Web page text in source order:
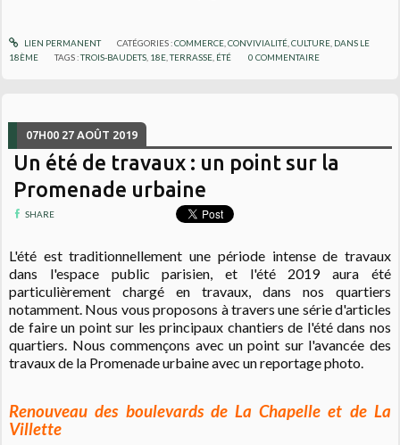
LIEN PERMANENT CATÉGORIES :COMMERCE, CONVIVIALITÉ, CULTURE, DANS LE
18ÈME
TAGS :TROIS-BAUDETS 18E ,TERRASSE ÉTÉ 0 COMMENTAIRE
07H00 27 AOÛT 2019
Un été de travaux : un point sur la
Promenade urbaine
SHARE
L'été est traditionnellement une période intense de travaux
dans l'espace public parisien, et l'été 2019 aura été
particulièrement chargé en travaux, dans nos quartiers
notamment. Nous vous proposons à travers une série d'articles
de faire un point sur les principaux chantiers de l'été dans nos
quartiers. Nous commençons avec un point sur l'avancée des
travaux de la Promenade urbaine avec un reportage photo.
Renouveau des boulevards de La Chapelle et de La
Villette